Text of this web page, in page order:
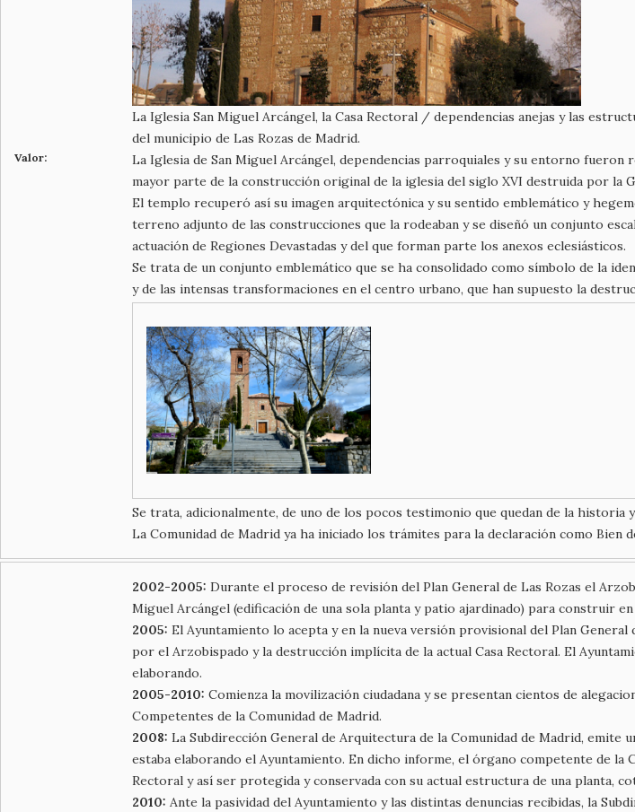
Valor:
La Iglesia San Miguel Arcángel, la Casa Rectoral / dependencias anejas y las
del municipio de Las Rozas de Madrid.
La Iglesia de San Miguel Arcángel, dependencias parroquiales y su entorno
mayor parte de la construcción original de la iglesia del siglo XVI destruida por la
El templo recuperó así su imagen arquitectónica y su sentido emblemático y
terreno adjunto de las construcciones que la rodeaban y se diseñó un conjunto
actuación de Regiones Devastadas y del que forman parte los anexos eclesiásticos.
Se trata de un conjunto emblemático que se ha consolidado como símbolo de la
y de las intensas transformaciones en el centro urbano, que han supuesto la
Se trata, adicionalmente, de uno de los pocos testimonio que quedan de la historia
La Comunidad de Madrid ya ha iniciado los trámites para la declaración como
2002-2005: Durante el proceso de revisión del Plan General de Las Rozas el
Miguel Arcángel (edificación de una sola planta y patio ajardinado) para construir
2005: El Ayuntamiento lo acepta y en la nueva versión provisional del Plan
por el Arzobispado y la destrucción implícita de la actual Casa Rectoral. El
elaborando.
2005-2010: Comienza la movilización ciudadana y se presentan cientos de
Competentes de la Comunidad de Madrid.
2008: La Subdirección General de Arquitectura de la Comunidad de Madrid,
estaba elaborando el Ayuntamiento. En dicho informe, el órgano competente de la
Rectoral y así ser protegida y conservada con su actual estructura de una planta,
2010: Ante la pasividad del Ayuntamiento y las distintas denuncias recibidas, la